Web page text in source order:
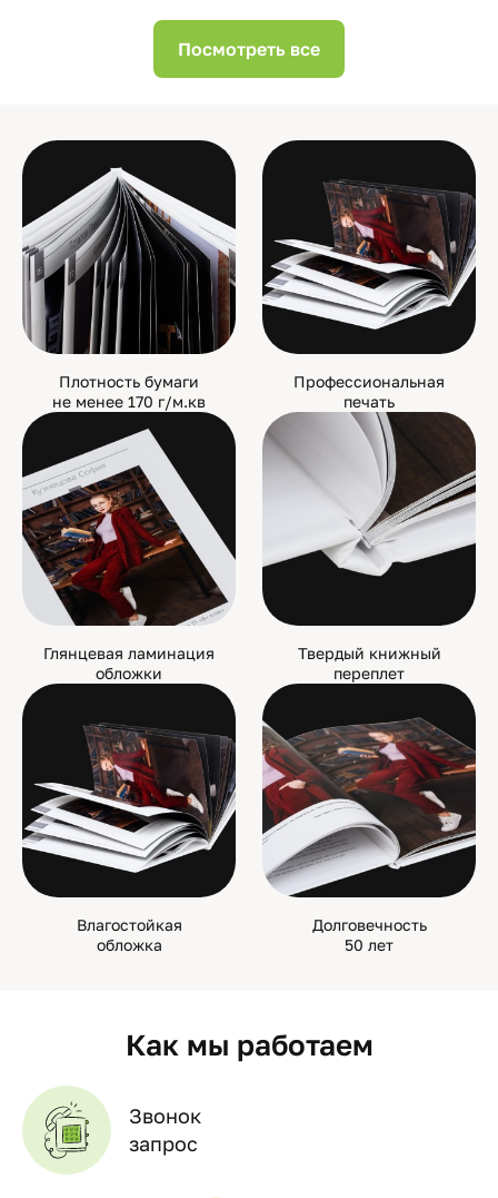
Посмотреть все
Плотность бумаги
не менее 170 г/м.кв
Профессиональная
печать
Глянцевая ламинация
обложки
Твердый книжный
переплет
Влагостойкая
обложка
Долговечность
50 лет
Как мы работаем
Звонок
запрос